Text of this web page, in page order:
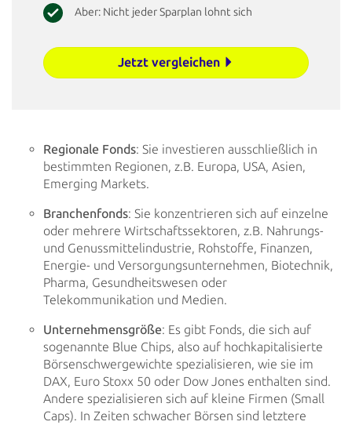
Aber: Nicht jeder Sparplan lohnt sich
Jetzt vergleichen
Regionale Fonds: Sie investieren ausschließlich in
bestimmten Regionen, z.B. Europa, USA, Asien,
Emerging Markets.
Branchenfonds: Sie konzentrieren sich auf einzelne
oder mehrere Wirtschaftssektoren, z.B. Nahrungs-
und Genussmittelindustrie, Rohstoffe, Finanzen,
Energie- und Versorgungsunternehmen, Biotechnik,
Pharma, Gesundheitswesen oder
Telekommunikation und Medien.
Unternehmensgröße: Es gibt Fonds, die sich auf
sogenannte Blue Chips, also auf hochkapitalisierte
Börsenschwergewichte spezialisieren, wie sie im
DAX, Euro Stoxx 50 oder Dow Jones enthalten sind.
Andere spezialisieren sich auf kleine Firmen (Small
Caps). In Zeiten schwacher Börsen sind letztere